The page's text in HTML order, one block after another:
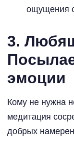
ощущения
3.
эмоции
Кому не нужна
медитация
добрых